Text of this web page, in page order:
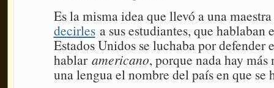
Es la misma idea que llevó a una
decirlesa sus estudiantes, que hablaban
Estados Unidos se luchaba por defender
hablar americano, porque nada hay
una lengua el nombre del país en que se